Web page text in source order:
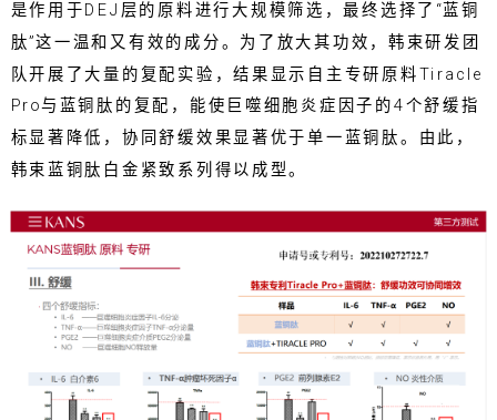
是作用于DEJ层的原料进行大规模筛选，最终选择了“蓝铜
肽”这一温和又有效的成分。为了放大其功效，韩束研发团
队开展了大量的复配实验，结果显示自主专研原料Tiracle
Pro与蓝铜肽的复配，能使巨噬细胞炎症因子的4个舒缓指
标显著降低，协同舒缓效果显著优于单一蓝铜肽。由此，
韩束蓝铜肽白金紧致系列得以成型。